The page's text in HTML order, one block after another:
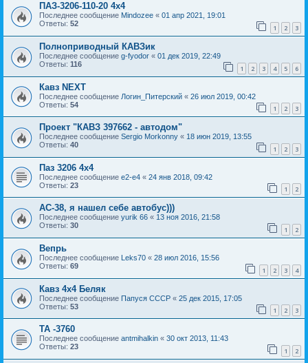
ПАЗ-3206-110-20 4х4
Последнее сообщение Mindozee « 01 апр 2021, 19:01
Ответы: 52 1 2 3
Полноприводный КАВЗик
Последнее сообщение g-fyodor « 01 дек 2019, 22:49
Ответы: 116 1 2 3 4 5 6
Кавз NEXT
Последнее сообщение Логин_Питерский « 26 июл 2019, 00:42
Ответы: 54 1 2 3
Проект "КАВЗ 397662 - автодом"
Последнее сообщение Sergio Morkonny « 18 июн 2019, 13:55
Ответы: 40 1 2 3
Паз 3206 4х4
Последнее сообщение e2-e4 « 24 янв 2018, 09:42
Ответы: 23 1 2
АС-38, я нашел себе автобус)))
Последнее сообщение yurik 66 « 13 ноя 2016, 21:58
Ответы: 30 1 2
Вепрь
Последнее сообщение Leks70 « 28 июл 2016, 15:56
Ответы: 69 1 2 3 4
Кавз 4х4 Беляк
Последнее сообщение Папуся СССР « 25 дек 2015, 17:05
Ответы: 53 1 2 3
ТА -3760
Последнее сообщение antmihalkin « 30 окт 2013, 11:43
Ответы: 23 1 2